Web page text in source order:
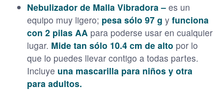
Nebulizador de Malla Vibradora – es un
equipo muy ligero; pesa sólo 97 g y funciona
con 2 pilas AA para poderse usar en cualquier
lugar. Mide tan sólo 10.4 cm de alto por lo
que lo puedes llevar contigo a todas partes.
Incluye una mascarilla para niños y otra
para adultos.